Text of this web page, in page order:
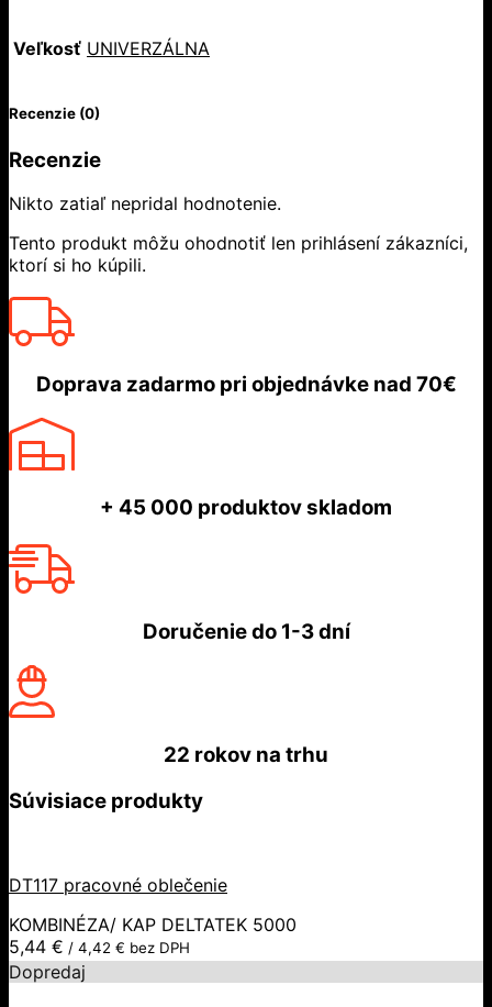
Veľkosť UNIVERZÁLNA
Recenzie (0)
Recenzie
Nikto zatiaľ nepridal hodnotenie.
Tento produkt môžu ohodnotiť len prihlásení zákazníci,
ktorí si ho kúpili.
Doprava zadarmo pri objednávke nad 70€
+ 45 000 produktov skladom
Doručenie do1-3 dní
22 rokov na trhu
Súvisiace produkty
DT117 pracovné oblečenie
KOMBINÉZA/ KAP DELTATEK 5000
5,44 € / 4,42 € bez DPH
Dopredaj